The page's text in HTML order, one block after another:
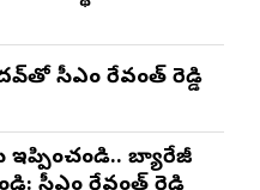
సీఎం రేవంత్ రెడ్డి
ఇప్పించండి.. బ్యారేజీ